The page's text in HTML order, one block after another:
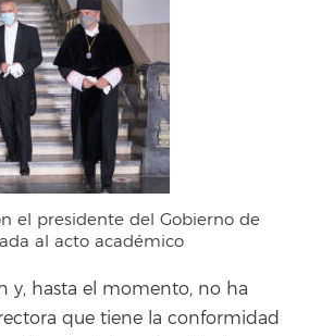
el presidente del Gobierno de
al acto académico
y, hasta el momento, no ha
que tiene la conformidad